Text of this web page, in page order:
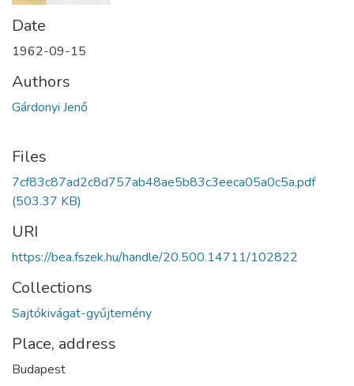
Date
1962-09-15
Authors
Gárdonyi Jenő
Files
7cf83c87ad2c8d757ab48ae5b83c3eeca05a0c5a.pdf
(503.37 KB)
URI
https://bea.fszek.hu/handle/20.500.14711/102822
Collections
Sajtókivágat-gyűjtemény
Place, address
Budapest